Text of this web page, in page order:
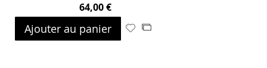
64,00 €
Ajouter au panier
AjouterAjouter